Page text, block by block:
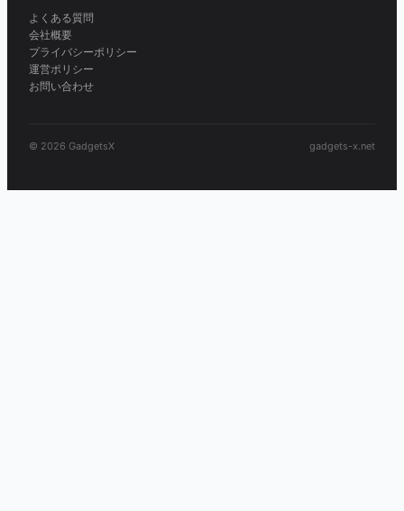
よくある質問
会社概要
プライバシーポリシー
運営ポリシー
お問い合わせ
© 2026 GadgetsX gadgets-x.net